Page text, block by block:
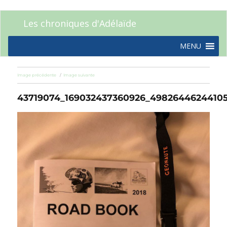
Les chroniques d'Adélaïde
MENU
Image précédente Image suivante